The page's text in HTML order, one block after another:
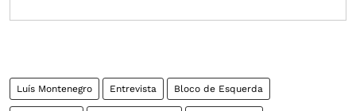
Luís Montenegro Entrevista Bloco de Esquerda